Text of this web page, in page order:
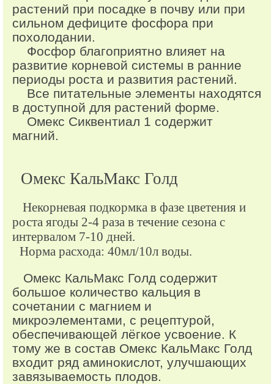
растений при посадке в почву или при
сильном дефиците фосфора при
похолодании.
Фосфор благоприятно влияет на
развитие корневой системы в ранние
периоды роста и развития растений.
Все питательные элементы находятся
в доступной для растений форме.
Омекс Сиквентиал 1 содержит
магний.
Омекс КальМакс Голд
Некорневая подкормка в фазе цветения и
роста ягоды 2-4 раза в течение сезона с
интервалом 7-10 дней.
Норма расхода: 40мл/10л воды.
Омекс КальМакс Голд содержит
большое количество кальция в
сочетании с магнием и
микроэлементами, с рецептурой,
обеспечивающей лёгкое усвоение. К
тому же в состав Омекс КальМакс Голд
входит ряд аминокислот, улучшающих
завязываемость плодов.